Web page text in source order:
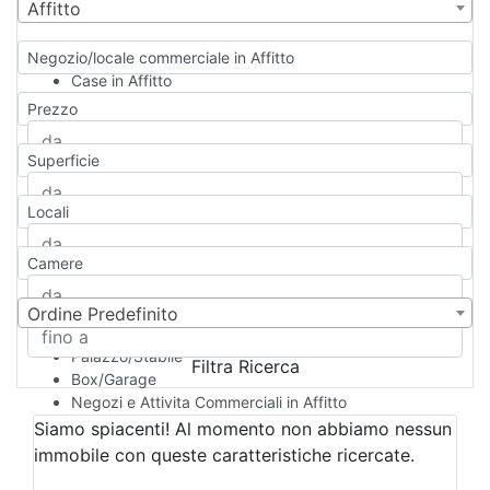
Affitto
Negozio/locale commerciale in Affitto
Case in Affitto
Qualsiasi
Appartamento
Casa indipendente
Casa Semi-indipendente
Attico/Mansarda
Rustico/Casale
Camera d'Albergo
Multiproprietà
Palazzo/Stabile
Box/Garage
Negozi e Attivita Commerciali in Affitto
Qualsiasi
Attività/Licenza Commerciale
Azienda Agricola
Prezzo
Superficie
Locali
Camere
Ordine Predefinito
Filtra Ricerca
Siamo spiacenti! Al momento non abbiamo nessun
immobile con queste caratteristiche ricercate.